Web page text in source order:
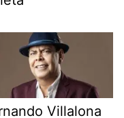
Villalona